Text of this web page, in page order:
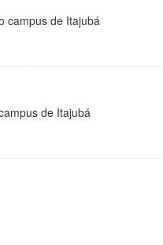
campus de Itajubá
de Itajubá